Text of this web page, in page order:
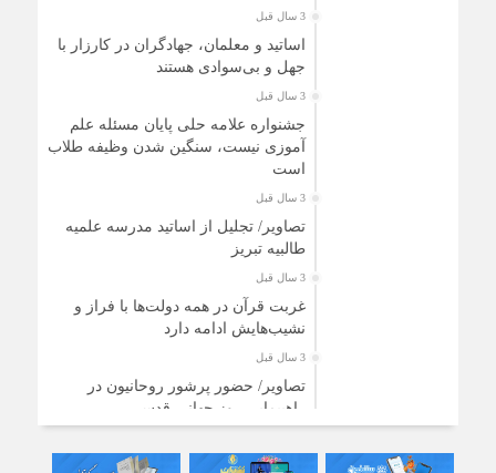
3 سال قبل
اساتید و معلمان، جهادگران در کارزار با
جهل و بی‌سوادی هستند
3 سال قبل
جشنواره علامه حلی پایان مسئله علم
آموزی نیست، سنگین شدن وظیفه طلاب
است
3 سال قبل
تصاویر/ تجلیل از اساتید مدرسه علمیه
طالبیه تبریز
3 سال قبل
غربت قرآن در همه دولت‌ها با فراز و
نشیب‌هایش ادامه دارد
3 سال قبل
تصاویر/ حضور پرشور روحانیون در
راهپیمایی روز جهانی قدس
توزیع ۲۰۰ بسته معیشتی بین نیازمندان